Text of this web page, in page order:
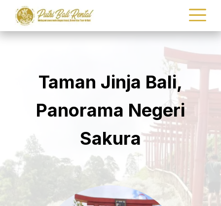
Taman Jinja Bali,
Panorama Negeri
Sakura